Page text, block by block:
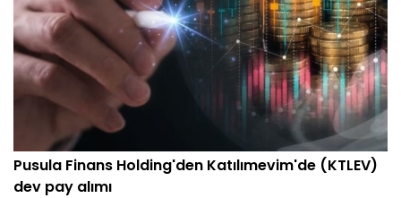
Pusula Finans Holding'den Katılımevim'de (KTLEV)
dev pay alımı